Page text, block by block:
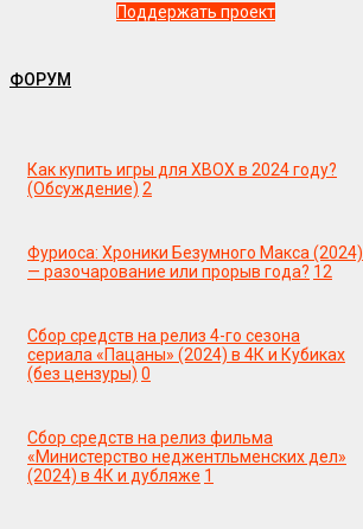
Поддержать проект
ФОРУМ
Как купить игры для XBOX в 2024 году?
(Обсуждение) 2
Фуриоса: Хроники Безумного Макса (2024)
— разочарование или прорыв года? 12
Сбор средств на релиз 4-го сезона
сериала «Пацаны» (2024) в 4К и Кубиках
(без цензуры) 0
Сбор средств на релиз фильма
«Министерство неджентльменских дел»
(2024) в 4К и дубляже 1